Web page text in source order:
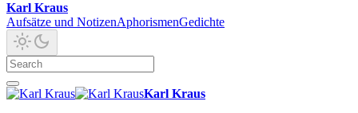
Karl Kraus
Aufsätze und NotizenAphorismenGedichte
Karl Kraus